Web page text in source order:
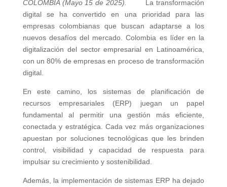
COLOMBIA (Mayo 15 de 2025). La transformación
digital se ha convertido en una prioridad para las
empresas colombianas que buscan adaptarse a los
nuevos desafíos del mercado. Colombia es líder en la
digitalización del sector empresarial en Latinoamérica,
con un 80% de empresas en proceso de transformación
digital.
En este camino, los sistemas de planificación de
recursos empresariales (ERP) juegan un papel
fundamental al permitir una gestión más eficiente,
conectada y estratégica. Cada vez más organizaciones
apuestan por soluciones tecnológicas que les brinden
control, visibilidad y capacidad de respuesta para
impulsar su crecimiento y sostenibilidad.
Además, la implementación de sistemas ERP ha dejado